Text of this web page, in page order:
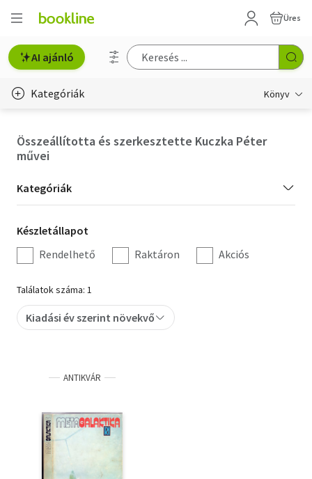
Üres
AI ajánló
Kategóriák Könyv
Erotika
Gyermek- és ifjúsági
Irodalom
Szakkönyv
Természettudomány
Történelem
Összeállította és szerkesztette Kuczka Péter
művei
Kategória
szűrés
Kategóriák
Készletállapot
szűrés
Készletállapot
Rendelhető
Raktáron Akciós
Találatok száma: 1
Kiadási év szerint növekvő
ANTIKVÁR